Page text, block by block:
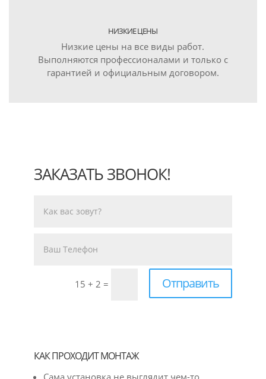
НИЗКИЕ ЦЕНЫ
Низкие цены на все виды работ.
Выполняются профессионалами и только с
гарантией и официальным договором.
ЗАКАЗАТЬ ЗВОНОК!
15 + 2 = Отправить
КАК ПРОХОДИТ МОНТАЖ
Сама установка не выглядит чем-то